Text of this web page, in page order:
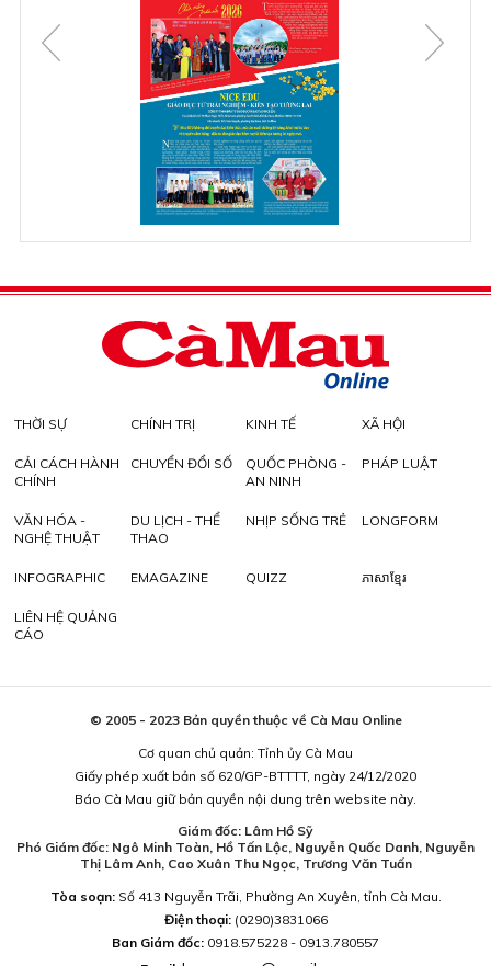
THỜI SỰ CHÍNH TRỊ KINH TẾ XÃ HỘI
CẢI CÁCH HÀNH
CHÍNH
CHUYỂN ĐỔI SỐ
QUỐC PHÒNG -
AN NINH
PHÁP LUẬT
VĂN HÓA -
NGHỆ THUẬT
DU LỊCH - THỂ
THAO
NHỊP SỐNG TRẺ LONGFORM
INFOGRAPHIC EMAGAZINE QUIZZ ភាសាខ្មែរ
LIÊN HỆ QUẢNG
CÁO
© 2005 - 2023 Bản quyền thuộc về Cà Mau Online
Cơ quan chủ quản: Tỉnh ủy Cà Mau
Giấy phép xuất bản số 620/GP-BTTTT, ngày 24/12/2020
Báo Cà Mau giữ bản quyền nội dung trên website này.
Giám đốc: Lâm Hồ Sỹ
Phó Giám đốc: Ngô Minh Toàn, Hồ Tấn Lộc, Nguyễn Quốc Danh, Nguyễn
Thị Lâm Anh, Cao Xuân Thu Ngọc, Trương Văn Tuấn
Tòa soạn:Số 413 Nguyễn Trãi, Phường An Xuyên, tỉnh Cà Mau.
Điện thoại: (0290)3831066
Ban Giám đốc: 0918.575228 - 0913.780557